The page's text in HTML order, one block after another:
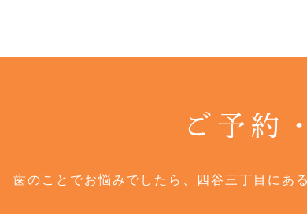
ご予約
歯のことでお悩みでしたら、四谷三丁目にあ